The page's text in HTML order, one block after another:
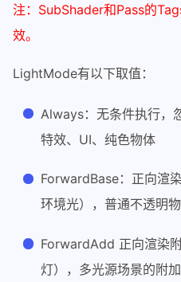
注：SubShader和Pass的
效。
LightMode有以下取值：
Always：无条件执行，
特效、UI、纯色物体
ForwardBase：正向渲
环境光），普通不透明
ForwardAdd 正向渲染
灯），多光源场景的附